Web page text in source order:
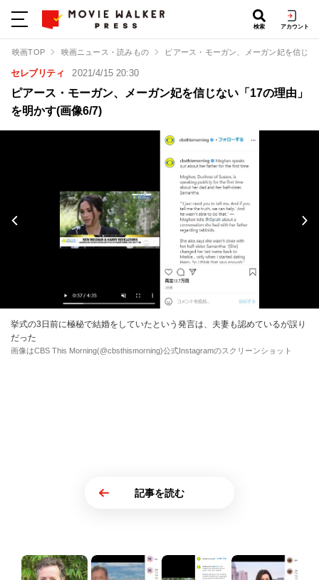
検索 アカウント
映画TOP 映画ニュース・読みもの ピアース・モーガン、メーガン妃を信じ
セレブリティ 2021/4/15 20:30
ピアース・モーガン、メーガン妃を信じない「17の理由」
を明かす(画像6/7)
挙式の3日前に極秘で結婚をしていたという発言は、夫妻も認めているが誤り
だった
画像はCBS This Morning(@cbsthismorning)公式Instagramのスクリーンショット
記事を読む